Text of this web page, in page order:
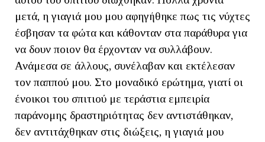
μετά, η γιαγιά μου μου αφηγήθηκε πως τις νύχτες
έσβησαν τα φώτα και κάθονταν στα παράθυρα για
να δουν ποιον θα έρχονταν να συλλάβουν.
Ανάμεσα σε άλλους, συνέλαβαν και εκτέλεσαν
τον παππού μου. Στο μοναδικό ερώτημα, γιατί οι
ένοικοι του σπιτιού με τεράστια εμπειρία
παράνομης δραστηριότητας δεν αντιστάθηκαν,
δεν αντιτάχθηκαν στις διώξεις, η γιαγιά μου